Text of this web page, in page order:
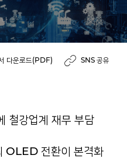
다운로드(PDF) SNS 공유
철강업계 재무 부담
OLED 전환이 본격화